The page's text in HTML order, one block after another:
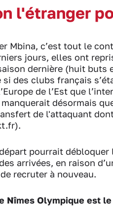
l'étranger
Mbina, c’est tout le
jours, elles ont
dernière (huit buts
si des clubs français
de l’Est que
désormais
de l'attaquant
pourrait
arrivées, en raison
recruter à nouveau.
Nîmes Olympique est